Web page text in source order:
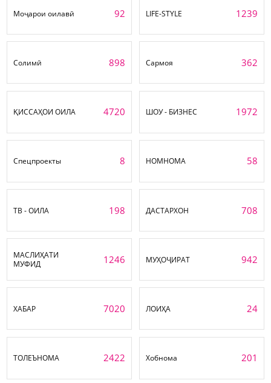
Моҷарои оилавӣ 92 LIFE-STYLE 1239
Солимӣ 898 Сармоя 362
ҚИССАҲОИ ОИЛА 4720 ШОУ - БИЗНЕС 1972
Спецпроекты 8 НОМНОМА 58
ТВ - ОИЛА 198 ДАСТАРХОН 708
МАСЛИҲАТИ
МУФИД
1246 МУҲОҶИРАТ 942
ХАБАР 7020 ЛОИҲА 24
ТОЛЕЪНОМА 2422 Хобнома 201